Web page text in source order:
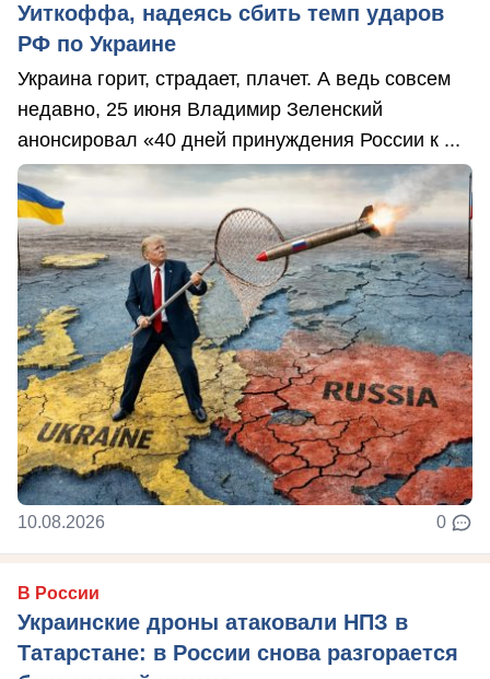
Уиткоффа, надеясь сбить темп ударов
РФ по Украине
Украина горит, страдает, плачет. А ведь совсем
недавно, 25 июня Владимир Зеленский
анонсировал «40 дней принуждения России к ...
10.08.2026 0
В России
Украинские дроны атаковали НПЗ в
Татарстане: в России снова разгорается